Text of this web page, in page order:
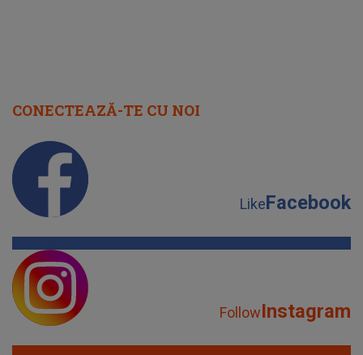
CONECTEAZĂ-TE CU NOI
LikeFacebook
FollowInstagram